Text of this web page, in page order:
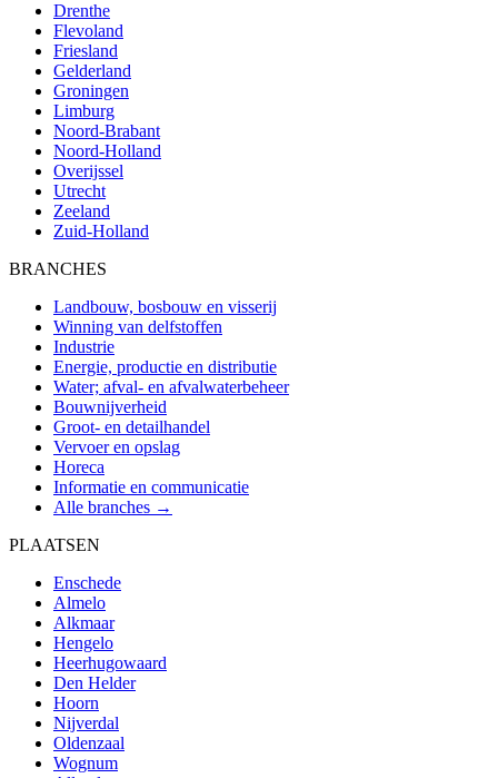
Drenthe
Flevoland
Friesland
Gelderland
Groningen
Limburg
Noord-Brabant
Noord-Holland
Overijssel
Utrecht
Zeeland
Zuid-Holland
BRANCHES
Landbouw, bosbouw en visserij
Winning van delfstoffen
Industrie
Energie, productie en distributie
Water; afval- en afvalwaterbeheer
Bouwnijverheid
Groot- en detailhandel
Vervoer en opslag
Horeca
Informatie en communicatie
Alle branches →
PLAATSEN
Enschede
Almelo
Alkmaar
Hengelo
Heerhugowaard
Den Helder
Hoorn
Nijverdal
Oldenzaal
Wognum